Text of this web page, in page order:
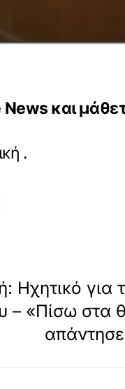
και
.
Ηχητικό για
– «Πίσω στα